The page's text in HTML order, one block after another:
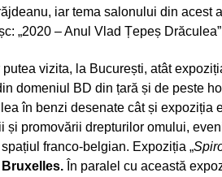
iar tema salonului din acest
„2020 – Anul Vlad Țepeș
vizita, la București, atât
domeniul BD din țară și de peste
în benzi desenate cât și expoziția
și promovării drepturilor omului,
franco-belgian. Expoziția „
În paralel cu această